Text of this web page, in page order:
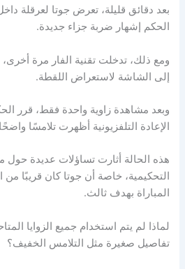
بعد دقائق قليلة، تعرض جوتا لعرقلة
الحكم إشهار ضربة جزاء جديدة.
ومع ذلك، تدخلت تقنية الفار مرة
إلى الشاشة لاستعراض اللقطة.
وبعد مشاهدة زاوية واحدة فقط، قرر
الإعادة التلفزيونية أظهرت تلامسًا
هذه الحالة أثارت تساؤلات عديدة حول
التحكيمية، خاصة أن جوتا كان قريبًا من
المباراة بهدف ثالث.
لماذا لم يتم استخدام جميع الزوايا
تفاصيل صغيرة مثل التلامس الخفيف؟